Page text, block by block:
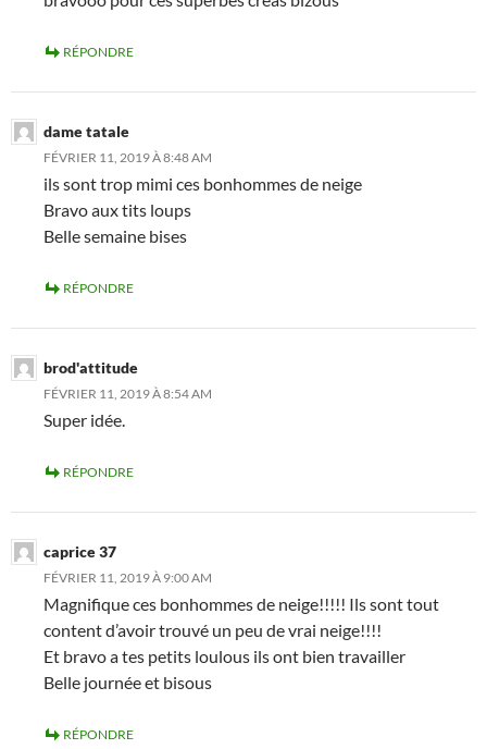
RÉPONDRE
dame tatale
FÉVRIER 11, 2019 À 8:48 AM
ils sont trop mimi ces bonhommes de neige
Bravo aux tits loups
Belle semaine bises
RÉPONDRE
brod'attitude
FÉVRIER 11, 2019 À 8:54 AM
Super idée.
RÉPONDRE
caprice 37
FÉVRIER 11, 2019 À 9:00 AM
Magnifique ces bonhommes de neige!!!!! Ils sont tout
content d’avoir trouvé un peu de vrai neige!!!!
Et bravo a tes petits loulous ils ont bien travailler
Belle journée et bisous
RÉPONDRE